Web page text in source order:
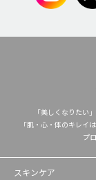
「美しくなりたい
「肌・心・体のキレイ
プ
スキンケア